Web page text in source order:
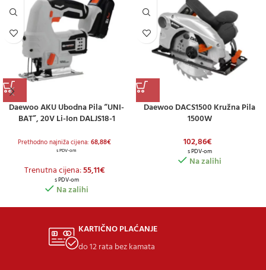
Daewoo AKU Ubodna Pila “UNI-
BAT”, 20V Li-Ion DALJS18-1
Prethodno najniža cijena: 68,88€
s PDV-om
Trenutna cijena:55,11€
s PDV-om
Na zalihi
Daewoo DACS1500 Kružna Pila
1500W
102,86€
s PDV-om
Na zalihi
KARTIČNO PLAĆANJE
do 12 rata bez kamata